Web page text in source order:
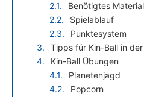
Benötigtes Material
Spielablauf
Punktesystem
Tipps für Kin-Ball in
Kin-Ball Übungen
Planetenjagd
Popcorn